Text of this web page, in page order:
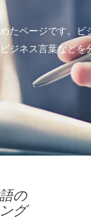
たページです。
ジネス言葉などを
の
グ